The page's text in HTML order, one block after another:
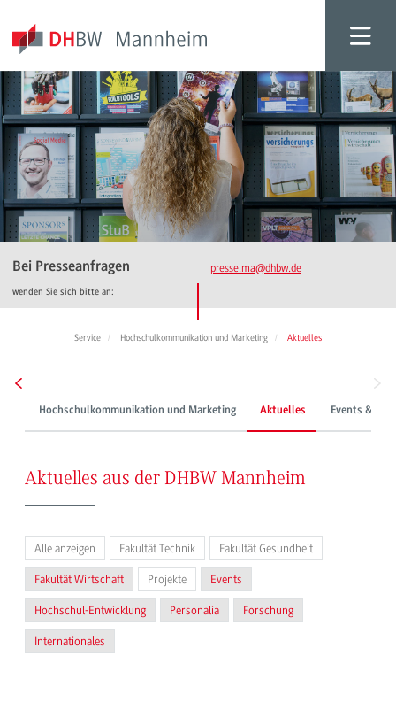
Bei Presseanfragen
wenden Sie sich bitte an:
presse.ma@dhbw.de
Service Hochschulkommunikation und Marketing Aktuelles
Hochschulkommunikation und Marketing Aktuelles Events &
Aktuelles aus der DHBW Mannheim
Alle anzeigen Fakultät Technik Fakultät Gesundheit
Fakultät Wirtschaft Projekte Events
Hochschul-Entwicklung Personalia Forschung
Internationales